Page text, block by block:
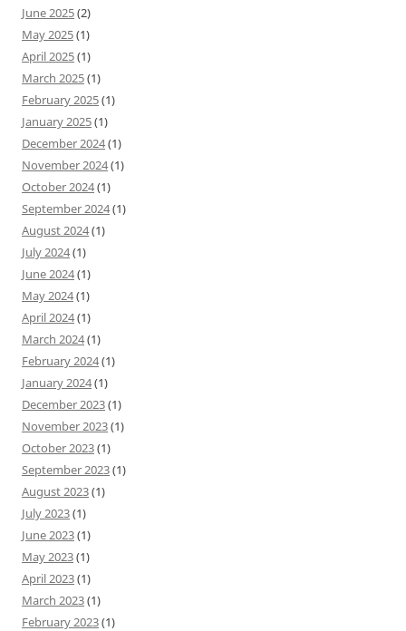
June 2025(2)
May 2025(1)
April 2025(1)
March 2025(1)
February 2025(1)
January 2025(1)
December 2024(1)
November 2024(1)
October 2024(1)
September 2024(1)
August 2024(1)
July 2024(1)
June 2024(1)
May 2024(1)
April 2024(1)
March 2024(1)
February 2024(1)
January 2024(1)
December 2023(1)
November 2023(1)
October 2023(1)
September 2023(1)
August 2023(1)
July 2023(1)
June 2023(1)
May 2023(1)
April 2023(1)
March 2023(1)
February 2023(1)